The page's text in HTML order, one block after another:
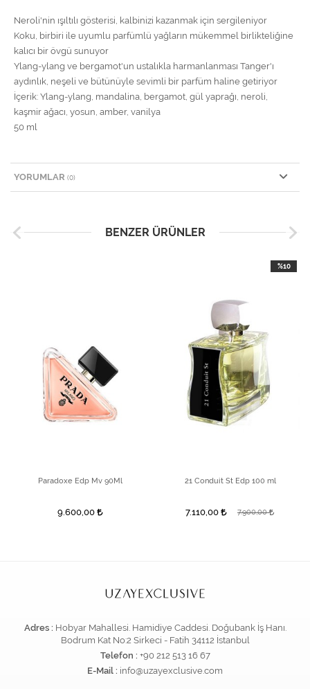
Neroli'nin ışıltılı gösterisi, kalbinizi kazanmak için sergileniyor
Koku, birbiri ile uyumlu parfümlü yağların mükemmel birlikteliğine
kalıcı bir övgü sunuyor
Ylang-ylang ve bergamot'un ustalıkla harmanlanması Tanger'ı
aydınlık, neşeli ve bütünüyle sevimli bir parfüm haline getiriyor
İçerik: Ylang-ylang, mandalina, bergamot, gül yaprağı, neroli,
kaşmir ağacı, yosun, amber, vanilya
50 ml
YORUMLAR (0)
BENZER ÜRÜNLER
Paradoxe Edp Mv 90Ml
9.600,00
21 Conduit St Edp 100 ml
7.110,00 7.900,00
%10
Adres : Hobyar Mahallesi. Hamidiye Caddesi. Doğubank İş Hanı.
Bodrum Kat No:2 Sirkeci - Fatih 34112 İstanbul
Telefon : +90 212 513 16 67
E-Mail : info@uzayexclusive.com